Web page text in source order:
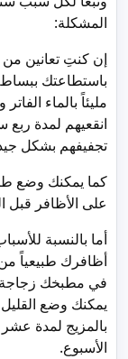
المشكلة:
إن كنتِ تعانين
باستطاعتك
مليئاً بالماء
انقعيهم لمدة ربع
تجفيفهم بشكل
كما يمكنك وضع
على الأظافر قبل
أما بالنسبة
أظافرك طبيعياً
في مطبخك زجاجة
يمكنك وضع
الأسبوع.